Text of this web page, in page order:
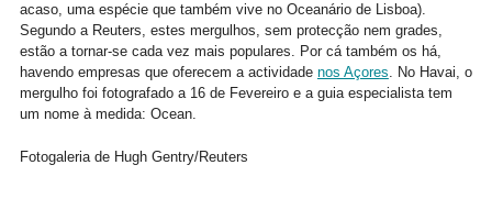
acaso, uma espécie que também vive no Oceanário de Lisboa).
Segundo a Reuters, estes mergulhos, sem protecção nem grades,
estão a tornar-se cada vez mais populares. Por cá também os há,
havendo empresas que oferecem a actividade nos Açores. No Havai, o
mergulho foi fotografado a 16 de Fevereiro e a guia especialista tem
um nome à medida: Ocean.
Fotogaleria de Hugh Gentry/Reuters